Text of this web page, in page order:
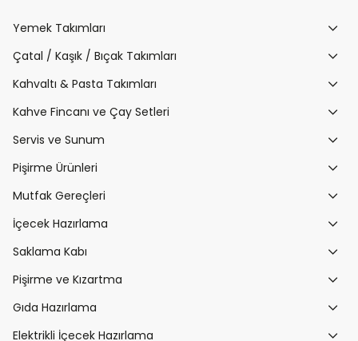
Yemek Takımları
Çatal / Kaşık / Bıçak Takımları
Kahvaltı & Pasta Takımları
Kahve Fincanı ve Çay Setleri
Servis ve Sunum
Pişirme Ürünleri
Mutfak Gereçleri
İçecek Hazırlama
Saklama Kabı
Pişirme ve Kızartma
Gıda Hazırlama
Elektrikli İçecek Hazırlama